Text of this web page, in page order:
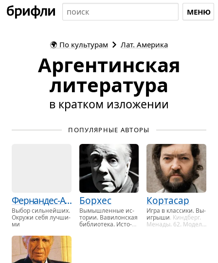
МЕНЮ
🌍 По культурам Лат. Америка
Аргентинская
литература
в кратком изложении
ПОПУЛЯРНЫЕ АВТОРЫ
Фернандес-Араос
Выбор силь­нейших.
Окру­жи себя луч­ши­
ми
Борхес
Вы­мыш­лен­ные ис­
то­рии. Ва­ви­лон­ская
биб­лио­те­ка. Ис­то­
Кортасар
Игра в клас­си­ки. Вы­
игры­ши. Кинд­берг.
Ме­на­ды. 62. Мо­дель